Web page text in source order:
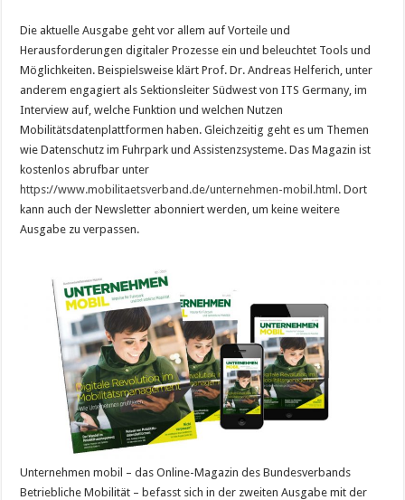
Die aktuelle Ausgabe geht vor allem auf Vorteile und
Herausforderungen digitaler Prozesse ein und beleuchtet Tools und
Möglichkeiten. Beispielsweise klärt Prof. Dr. Andreas Helferich, unter
anderem engagiert als Sektionsleiter Südwest von ITS Germany, im
Interview auf, welche Funktion und welchen Nutzen
Mobilitätsdatenplattformen haben. Gleichzeitig geht es um Themen
wie Datenschutz im Fuhrpark und Assistenzsysteme. Das Magazin ist
kostenlos abrufbar unter
https://www.mobilitaetsverband.de/unternehmen-mobil.html. Dort
kann auch der Newsletter abonniert werden, um keine weitere
Ausgabe zu verpassen.
Unternehmen mobil – das Online-Magazin des Bundesverbands
Betriebliche Mobilität – befasst sich in der zweiten Ausgabe mit der